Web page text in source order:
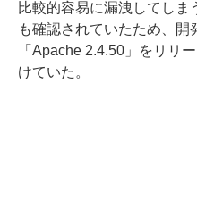
比較的容易に漏洩してしま
も確認されていたため、
「Apache 2.4.50」をリリ
けていた。